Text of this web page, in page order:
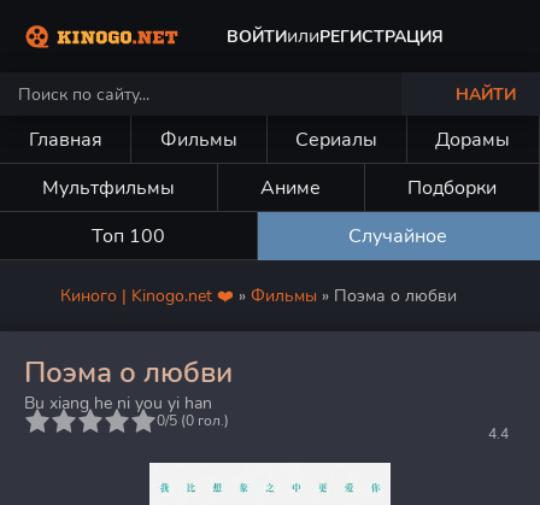
ВОЙТИилиРЕГИСТРАЦИЯ
НАЙТИ
Главная Фильмы Сериалы
Дорамы
Мультфильмы
Аниме
Подборки
Топ 100
Случайное
Киного | Kinogo.net ❤️ » Фильмы » Поэма о любви
Поэма о любви
Bu xiang he ni you yi han
4.4
0/5 (0 гол.)